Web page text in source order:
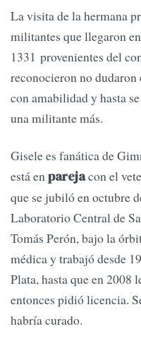
La visita de la hermana
militantes que llegaron
1331 provenientes del
reconocieron no
con amabilidad y hasta
una militante más.
Gisele es fanática de
está enparejacon el
que se jubiló en octubre
Laboratorio Central de
Tomás Perón, bajo la
médica y trabajó desde
Plata, hasta que en 2008
entonces pidió licencia.
habría curado.